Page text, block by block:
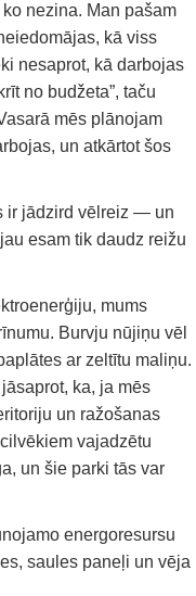
nezina. Man pašam
kā viss
nesaprot, kā darbojas
no budžeta”, taču
mēs plānojam
un atkārtot šos
ir jādzird vēlreiz — un
esam tik daudz reižu
mums
Burvju nūjiņu vēl
ar zeltītu maliņu.
ka, ja mēs
un ražošanas
vajadzētu
un šie parki tās var
energoresursu
saules paneļi un vēja